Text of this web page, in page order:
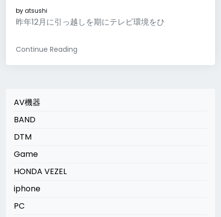
byatsushi
昨年12月に引っ越しを期にテレビ環境をひ
Continue Reading
AV機器
BAND
DTM
Game
HONDA VEZEL
iphone
PC